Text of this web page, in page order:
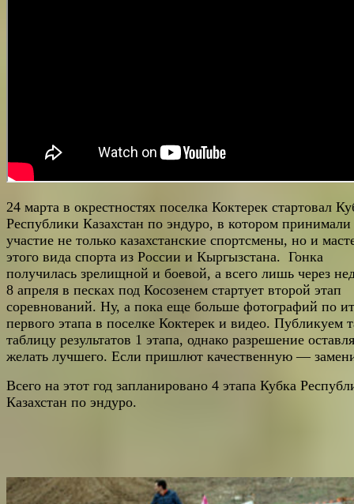
24 марта в окрестностях поселка Коктерек стартовал
Республики Казахстан по эндуро, в котором принимали
участие не только казахстанские спортсмены, но и
этого вида спорта из России и Кыргызстана. Гонка
получилась зрелищной и боевой, а всего лишь через
8 апреля в песках под Косозенем стартует второй этап
соревнований. Ну, а пока еще больше фотографий по
первого этапа в поселке Коктерек и видео. Публикуем
таблицу результатов 1 этапа, однако разрешение
желать лучшего. Если пришлют качественную —
Всего на этот год запланировано 4 этапа Кубка
Казахстан по эндуро.